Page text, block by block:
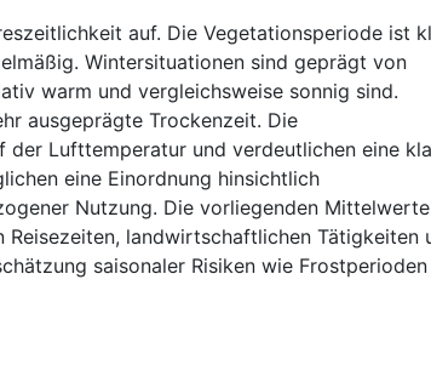
auf. Die Vegetationsperiode ist
Wintersituationen sind geprägt von
warm und vergleichsweise sonnig sind.
ausgeprägte Trockenzeit. Die
der Lufttemperatur und verdeutlichen eine
eine Einordnung hinsichtlich
Nutzung. Die vorliegenden Mittelwerte
landwirtschaftlichen Tätigkeiten
saisonaler Risiken wie